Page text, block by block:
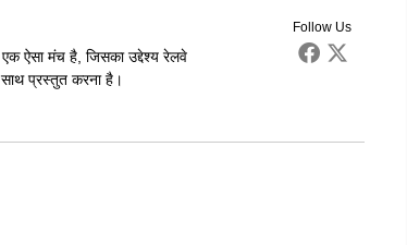
Follow Us
ऐसा मंच है, जिसका उद्देश्य रेलवे
प्रस्तुत करना है।